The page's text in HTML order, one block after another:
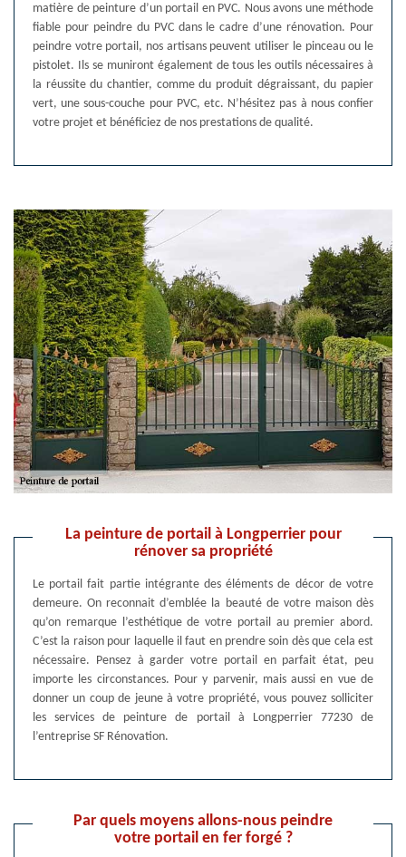
matière de peinture d’un portail en PVC. Nous avons une méthode
fiable pour peindre du PVC dans le cadre d’une rénovation. Pour
peindre votre portail, nos artisans peuvent utiliser le pinceau ou le
pistolet. Ils se muniront également de tous les outils nécessaires à
la réussite du chantier, comme du produit dégraissant, du papier
vert, une sous-couche pour PVC, etc. N’hésitez pas à nous confier
votre projet et bénéficiez de nos prestations de qualité.
La peinture de portail à Longperrier pour
rénover sa propriété
Le portail fait partie intégrante des éléments de décor de votre
demeure. On reconnait d’emblée la beauté de votre maison dès
qu’on remarque l’esthétique de votre portail au premier abord.
C’est la raison pour laquelle il faut en prendre soin dès que cela est
nécessaire. Pensez à garder votre portail en parfait état, peu
importe les circonstances. Pour y parvenir, mais aussi en vue de
donner un coup de jeune à votre propriété, vous pouvez solliciter
les services de peinture de portail à Longperrier 77230 de
l’entreprise SF Rénovation.
Par quels moyens allons-nous peindre
votre portail en fer forgé ?